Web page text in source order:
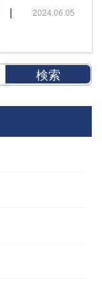
| 2024.06.05